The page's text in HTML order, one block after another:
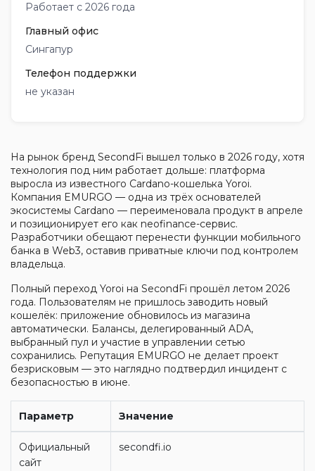
Работает с 2026 года
Главный офис
Сингапур
Телефон поддержки
не указан
На рынок бренд SecondFi вышел только в 2026 году, хотя
технология под ним работает дольше: платформа
выросла из известного Cardano-кошелька Yoroi.
Компания EMURGO — одна из трёх основателей
экосистемы Cardano — переименовала продукт в апреле
и позиционирует его как neofinance-сервис.
Разработчики обещают перенести функции мобильного
банка в Web3, оставив приватные ключи под контролем
владельца.
Полный переход Yoroi на SecondFi прошёл летом 2026
года. Пользователям не пришлось заводить новый
кошелёк: приложение обновилось из магазина
автоматически. Балансы, делегированный ADA,
выбранный пул и участие в управлении сетью
сохранились. Репутация EMURGO не делает проект
безрисковым — это наглядно подтвердил инцидент с
безопасностью в июне.
Параметр Значение
Официальный
сайт
secondfi.io